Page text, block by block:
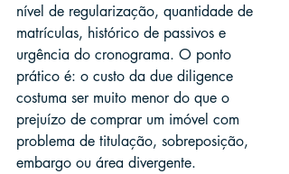
nível de regularização, quantidade de
matrículas, histórico de passivos e
urgência do cronograma. O ponto
prático é: o custo da due diligence
costuma ser muito menor do que o
prejuízo de comprar um imóvel com
problema de titulação, sobreposição,
embargo ou área divergente.